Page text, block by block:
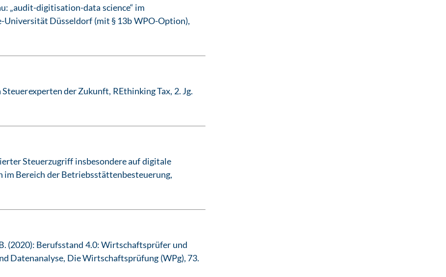
„audit-digitisation-data science“ im
Düsseldorf (mit § 13b WPO-Option),
der Zukunft, REthinking Tax, 2. Jg.
Steuerzugriff insbesondere auf digitale
Bereich der Betriebsstättenbesteuerung,
(2020): Berufsstand 4.0: Wirtschaftsprüfer und
Datenanalyse, Die Wirtschaftsprüfung (WPg), 73.